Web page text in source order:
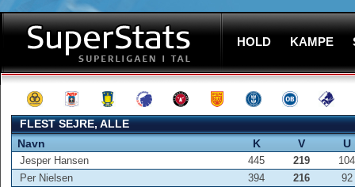
HOLD KAMPE
FLEST SEJRE, ALLE
Navn
K V U
Jesper Hansen 445 219
104
Per Nielsen
394 216
92